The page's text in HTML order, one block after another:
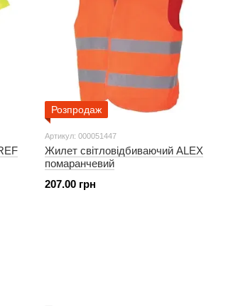
Розпродаж
Артикул: 000051447
Жилет світловідбиваючий ALEX
помаранчевий
207.00 грн